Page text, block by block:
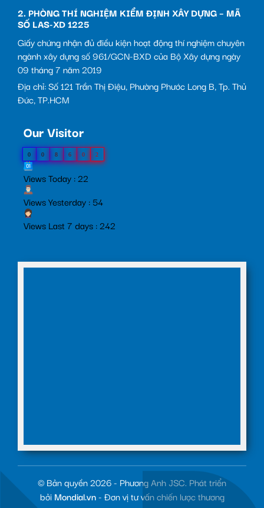
2. PHÒNG THÍ NGHIỆM KIỂM ĐỊNH XÂY DỰNG – MÃ
SỐ LAS-XD 1225
Giấy chứng nhận đủ điều kiện hoạt động thí nghiệm chuyên
ngành xây dựng số 961/GCN-BXD của Bộ Xây dựng ngày
09 tháng 7 năm 2019
Địa chỉ: Số 121 Trần Thị Điệu, Phường Phước Long B, Tp. Thủ
Đức, TP.HCM
Our Visitor
0 0 8 6 0 2
Views Today : 22
Views Yesterday : 54
Views Last 7 days : 242
© Bản quyền 2026 - Phương Anh JSC. Phát triển
bởi Mondial.vn- Đơn vị tư vấn chiến lược thương